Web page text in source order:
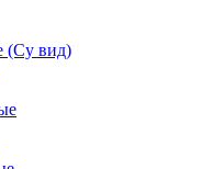
(Су вид)